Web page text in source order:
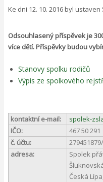
Ke dni 12. 10. 2016 byl ustaven
Odsouhlasený příspěvek je
více dětí. Příspěvky budou
Stanovy spolku rodičů
Výpis ze spolkového
kontaktní e-mail:
spolek-
IČO:
467 50 291
č. účtu:
adresa:
Spolek
Česká